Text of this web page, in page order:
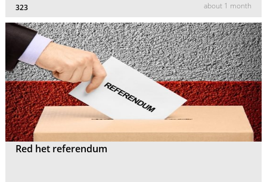
323 about 1 month
Red het referendum